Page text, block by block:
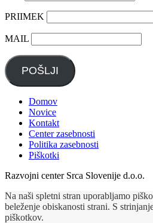
PRIIMEK
MAIL
POŠLJI
Domov
Novice
Kontakt
Center zasebnosti
Politika zasebnosti
Piškotki
Razvojni center Srca Slovenije d.o.o.
Na naši spletni stran uporabljamo
beleženje obiskanosti strani. S
piškotkov.